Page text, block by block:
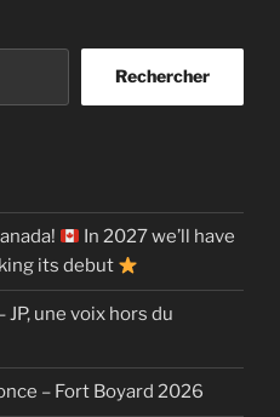
Rechercher
In 2027 we’ll have
its debut
JP, une voix hors du
– Fort Boyard 2026